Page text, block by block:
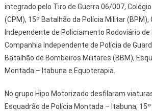
integrado pelo Tiro de Guerra 06/007,
(CPM), 15º Batalhão da Polícia Militar (BPM),
Independente de Policiamento Rodoviário de
Companhia Independente de Polícia de
Batalhão de Bombeiros Militares (BBM),
Montada – Itabuna e Equoterapia.
No grupo Hipo Motorizado desfilaram
Esquadrão de Polícia Montada – Itabuna,